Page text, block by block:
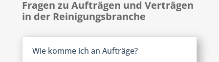
Fragen zu Aufträgen und Verträgen
in der Reinigungsbranche
Wie komme ich an Aufträge?